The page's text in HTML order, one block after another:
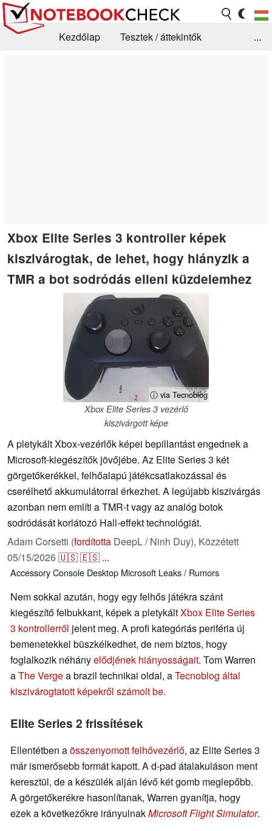
Kezdőlap
Tesztek / áttekintők
...
Xbox Elite Series 3 kontroller képek
kiszivárogtak, de lehet, hogy hiányzik a
TMR a bot sodródás elleni küzdelemhez
ⓘ via Tecnoblog
Xbox Elite Series 3 vezérlő
kiszivárgott képe
A pletykált Xbox-vezérlők képei bepillantást engednek a
Microsoft-kiegészítők jövőjébe. Az Elite Series 3 két
görgetőkerékkel, felhőalapú játékcsatlakozással és
cserélhető akkumulátorral érkezhet. A legújabb kiszivárgás
azonban nem említi a TMR-t vagy az analóg botok
sodródását korlátozó Hall-effekt technológiát.
Adam Corsetti (fordította DeepL / Ninh Duy), Közzétett
05/15/2026🇺🇸🇪🇸 ...
AccessoryConsole Desktop Microsoft Leaks / Rumors
Nem sokkal azután, hogy egy felhős játékra szánt
kiegészítő felbukkant, képek a pletykáltXbox Elite Series
3 kontrollerről jelent meg. A profi kategóriás periféria új
bemenetekkel büszkélkedhet, de nem biztos, hogy
foglalkozik néhányelődjének hiányosságait. Tom Warren
aThe Vergea brazil technikai oldal, aTecnoblog által
kiszivárogtatott képekről számolt be.
Elite Series 2 frissítések
Ellentétben aösszenyomott felhővezérlő, az Elite Series 3
már ismerősebb formát kapott. A d-pad átalakuláson ment
keresztül, de a készülék alján lévő két gomb meglepőbb.
A görgetőkerékre hasonlítanak, Warren gyanítja, hogy
ezek a következőkre irányulnakMicrosoft Flight Simulator.